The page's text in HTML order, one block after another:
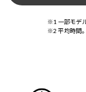
※1 一部モデ
※2 平均時間